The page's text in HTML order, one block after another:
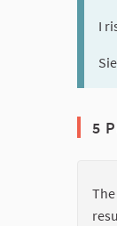
I
5